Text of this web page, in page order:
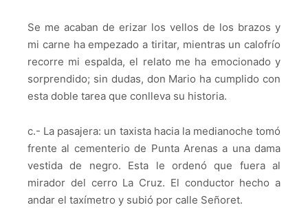
Se me acaban de erizar los vellos de los brazos y
mi carne ha empezado a tiritar, mientras un calofrío
recorre mi espalda, el relato me ha emocionado y
sorprendido; sin dudas, don Mario ha cumplido con
esta doble tarea que conlleva su historia.
c.- La pasajera: un taxista hacia la medianoche tomó
frente al cementerio de Punta Arenas a una dama
vestida de negro. Esta le ordenó que fuera al
mirador del cerro La Cruz. El conductor hecho a
andar el taxímetro y subió por calle Señoret.